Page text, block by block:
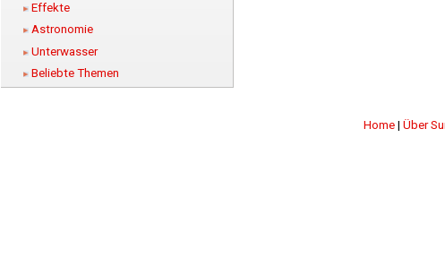
Effekte
Astronomie
Unterwasser
Beliebte Themen
Home| Über